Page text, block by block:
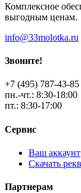
Комплексное
выгодным ценам.
info@33molotka.ru
Звоните!
+7 (495) 787-43-85
пн.-чт.: 8:30-18:00
пт.: 8:30-17:00
Сервис
Ваш аккаунт
Скачать
Партнерам